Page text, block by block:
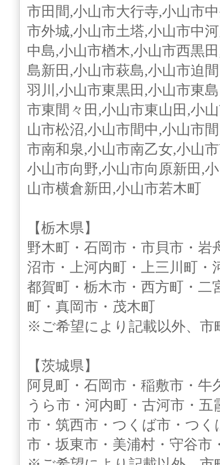
市田間,小山市大行寺,小山市
市外城,小山市土塔,小山市中
中島,小山市楢木,小山市西黒
島新田,小山市萩島,小山市迫
羽川,小山市東黒田,小山市東
市東間々田,小山市東山田,小
山市松沼,小山市間中,小山市
市南和泉,小山市南乙女,小山
小山市向野,小山市向原新田,
山市横倉新田,小山市若木町
【栃木県】
野木町・石岡市・市貝市・岩
沼市・上河内町・上三川町・
都賀町・栃木市・西方町・二
町・真岡市・茂木町
※ご希望により記載以外、市
【茨城県】
阿見町・石岡市・稲敷市・
うら市・河内町・古河市・
市・筑西市・つくば市・つ
市・坂東市・美浦村・守谷市